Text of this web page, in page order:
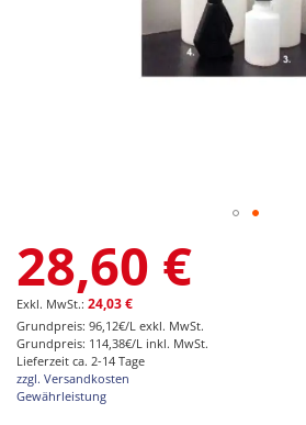
Anfang
der
Bildgalerie
springen
28,60 €
24,03 €
Grundpreis: 96,12€/L exkl. MwSt.
Grundpreis: 114,38€/L inkl. MwSt.
Lieferzeit ca. 2-14 Tage
zzgl. Versandkosten
Gewährleistung